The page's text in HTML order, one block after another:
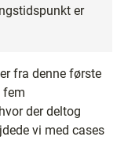
er
fra denne første
fem
der deltog
vi med cases